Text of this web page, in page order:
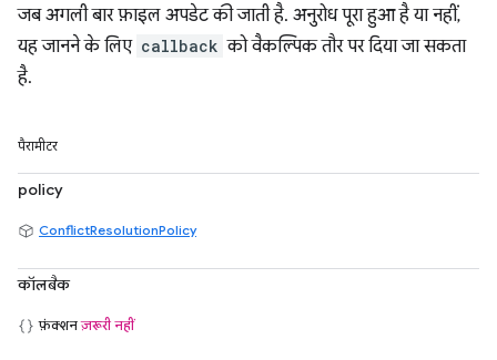
जब अगली बार फ़ाइल अपडेट की जाती है. अनुरोध पूरा हुआ है या नहीं,
यह जानने के लिए callback को वैकल्पिक तौर पर दिया जा सकता
है.
पैरामीटर
policy
ConflictResolutionPolicy
कॉलबैक
फ़ंक्शनज़रूरी नहीं